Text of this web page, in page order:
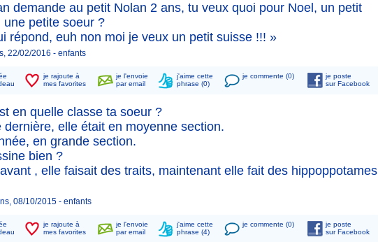
demande au petit Nolan 2 ans, tu veux quoi pour Noel, un petit
une petite soeur ?
répond, euh non moi je veux un petit suisse !!! »
22/02/2016 - enfants
je rajoute à
mes favorites
je l'envoie
par email
j'aime cette
phrase (0)
je commente (0)
je poste
sur Facebook
en quelle classe ta soeur ?
dernière, elle était en moyenne section.
en grande section.
bien ?
, elle faisait des traits, maintenant elle fait des hippoppotames
08/10/2015 - enfants
je rajoute à
mes favorites
je l'envoie
par email
j'aime cette
phrase (4)
je commente (0)
je poste
sur Facebook